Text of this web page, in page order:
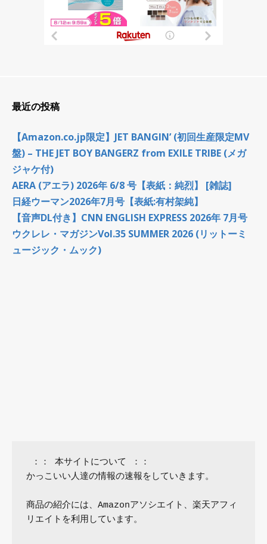
最近の投稿
【Amazon.co.jp限定】JET BANGIN’ (初回生産限定MV
盤) – THE JET BOY BANGERZ from EXILE TRIBE (メガ
ジャケ付)
AERA (アエラ) 2026年 6/8 号【表紙：純烈】 [雑誌]
日経ウーマン2026年7月号【表紙:有村架純】
【音声DL付き】CNN ENGLISH EXPRESS 2026年 7月号
ウクレレ・マガジンVol.35 SUMMER 2026 (リットーミ
ュージック・ムック)
かっこいい人達の情報の速報をしていきます。
商品の紹介には、Amazonアソシエイト、楽天アフィ
リエイトを利用しています。